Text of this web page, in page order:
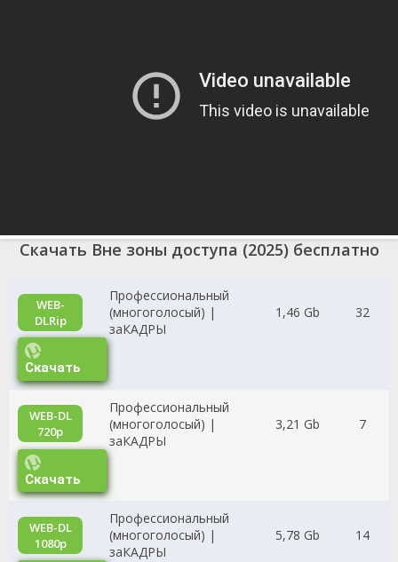
Скачать Вне зоны доступа (2025) бесплатно
WEB-
DLRip
Профессиональный
(многоголосый) |
заКАДРЫ
1,46 Gb 32
Скачать
WEB-DL
720p
Профессиональный
(многоголосый) |
заКАДРЫ
3,21 Gb 7
Скачать
WEB-DL
1080p
Профессиональный
(многоголосый) |
заКАДРЫ
5,78 Gb 14